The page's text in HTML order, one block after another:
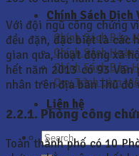
Chính Sách Dịch
Chính Sách Bảo
Chính Sách Hoàn
Chính Sách Bảo
Quy Trình Làm
Liên hệ
Với đội ngũ công chứng
đều đặn, đặc biệt là các
gian qua, hoạt động xã
hết năm 2013 có 93
nhân trên địa bàn Thủ đô
2.2.1. Phòng công
Toàn thành phố có 10